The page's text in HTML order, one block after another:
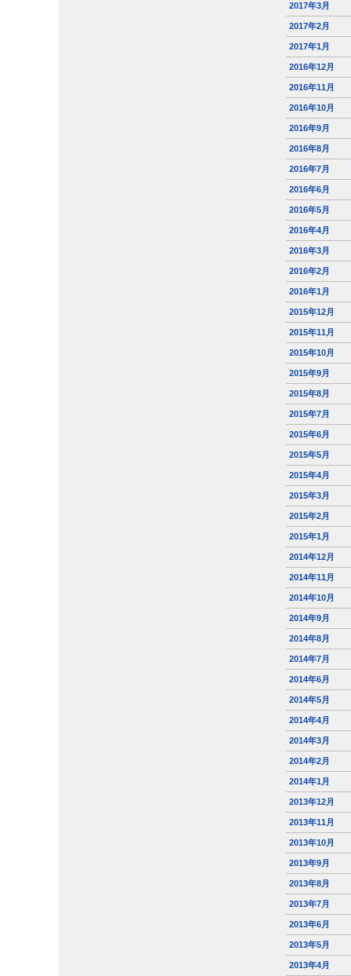
2017年3月
2017年2月
2017年1月
2016年12月
2016年11月
2016年10月
2016年9月
2016年8月
2016年7月
2016年6月
2016年5月
2016年4月
2016年3月
2016年2月
2016年1月
2015年12月
2015年11月
2015年10月
2015年9月
2015年8月
2015年7月
2015年6月
2015年5月
2015年4月
2015年3月
2015年2月
2015年1月
2014年12月
2014年11月
2014年10月
2014年9月
2014年8月
2014年7月
2014年6月
2014年5月
2014年4月
2014年3月
2014年2月
2014年1月
2013年12月
2013年11月
2013年10月
2013年9月
2013年8月
2013年7月
2013年6月
2013年5月
2013年4月